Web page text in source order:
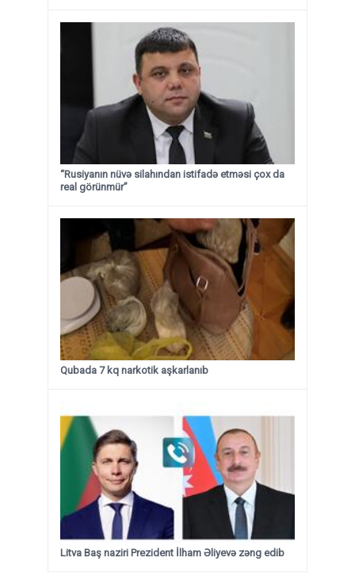
“Rusiyanın nüvə silahından istifadə etməsi çox da
real görünmür”
Qubada 7 kq narkotik aşkarlanıb
Litva Baş naziri Prezident İlham Əliyevə zəng edib